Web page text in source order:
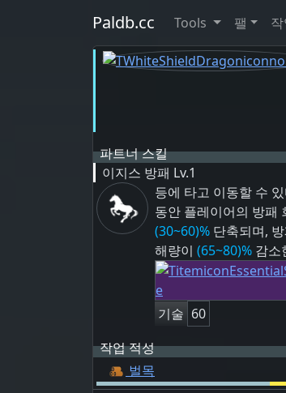
Paldb.cc Tools 팰
파트너 스킬
이지스 방패 Lv.1
등에 타고 이동할 수
동안 플레이어의 방패
(30~60)% 단축되며,
해량이 (65~80)% 감소
기술 60
작업 적성
벌목